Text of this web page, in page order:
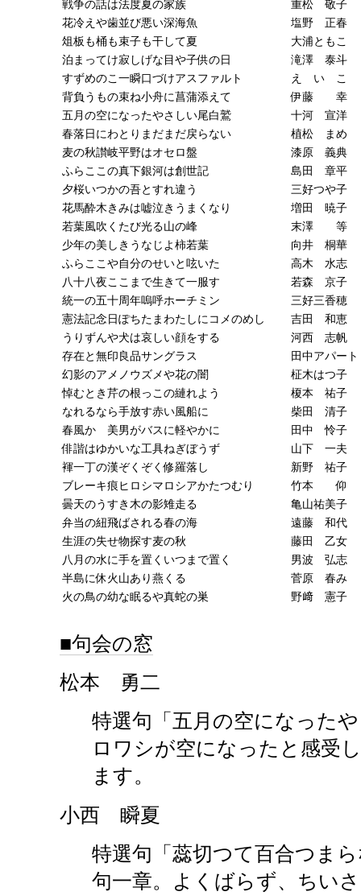
戦争の話は法度夏の家族
重松 敬子
花冷えや歯並び悪い深海魚
塩野 正春
俎板も桶も束子も干して夏
大浦ともこ
泊まってけ寂しげな目や子供の日
滝澤 泰斗
すずめのこ一瞬口づけアスファルト
え い こ
背負うもの束ね小舟に菖蒲添えて
伊藤 幸
五月の空になったやさしい尾白鷲
十河 宣洋
春落日にわとりまだまだ戻らない
植松 まめ
麦の秋讃岐平野はオセロ盤
漆原 義典
ふらここの真下銀河は創世記
島田 章平
夕桜いつかの吾とすれ違う
三好つや子
花馬酔木きみは嘘泣きうまくなり
増田 暁子
若葉風吹くたび光る山の峰
末澤 等
少年の美しきうなじよ柿若葉
向井 桐華
ふらここや自分のせいと呟いた
高木 水志
八十八夜ここまで生きて一服す
若森 京子
統一の五十周年嗚呼ホーチミン
三好三香穂
憲法記念日ぽちたまわたしにコメのめし
吉田 和恵
うりずんや犬は哀しい顔をする
河西 志帆
存在と無印良品サングラス
田中アパート
幻影のアメノウズメや花の闇
柾木はつ子
悼むとき芹の根っこの縺れよう
榎本 祐子
なれるなら手放す赤い風船に
柴田 清子
春風か 美男がバスに軽やかに
田中 怜子
俳諧はゆかいな工具ねぎぼうず
山下 一夫
褌一丁の漢ぞくぞく修羅落し
新野 祐子
ブレーキ痕ヒロシマロシアかたつむり
竹本 仰
曇天のうすき木の影雉走る
亀山祐美子
弁当の紐飛ばされる春の海
遠藤 和代
生涯の失せ物探す麦の秋
藤田 乙女
八月の水に手を置くいつまで置く
男波 弘志
半島に休火山あり燕くる
菅原 春み
火の鳥の幼な眠るや真蛇の巣
野﨑 憲子
句会の窓
松本 勇二
特選句「五月の空になった
ロワシが空になったと感受
ます。
小西 瞬夏
特選句「蕊切つて百合つま
句一章。よくばらず、ちい